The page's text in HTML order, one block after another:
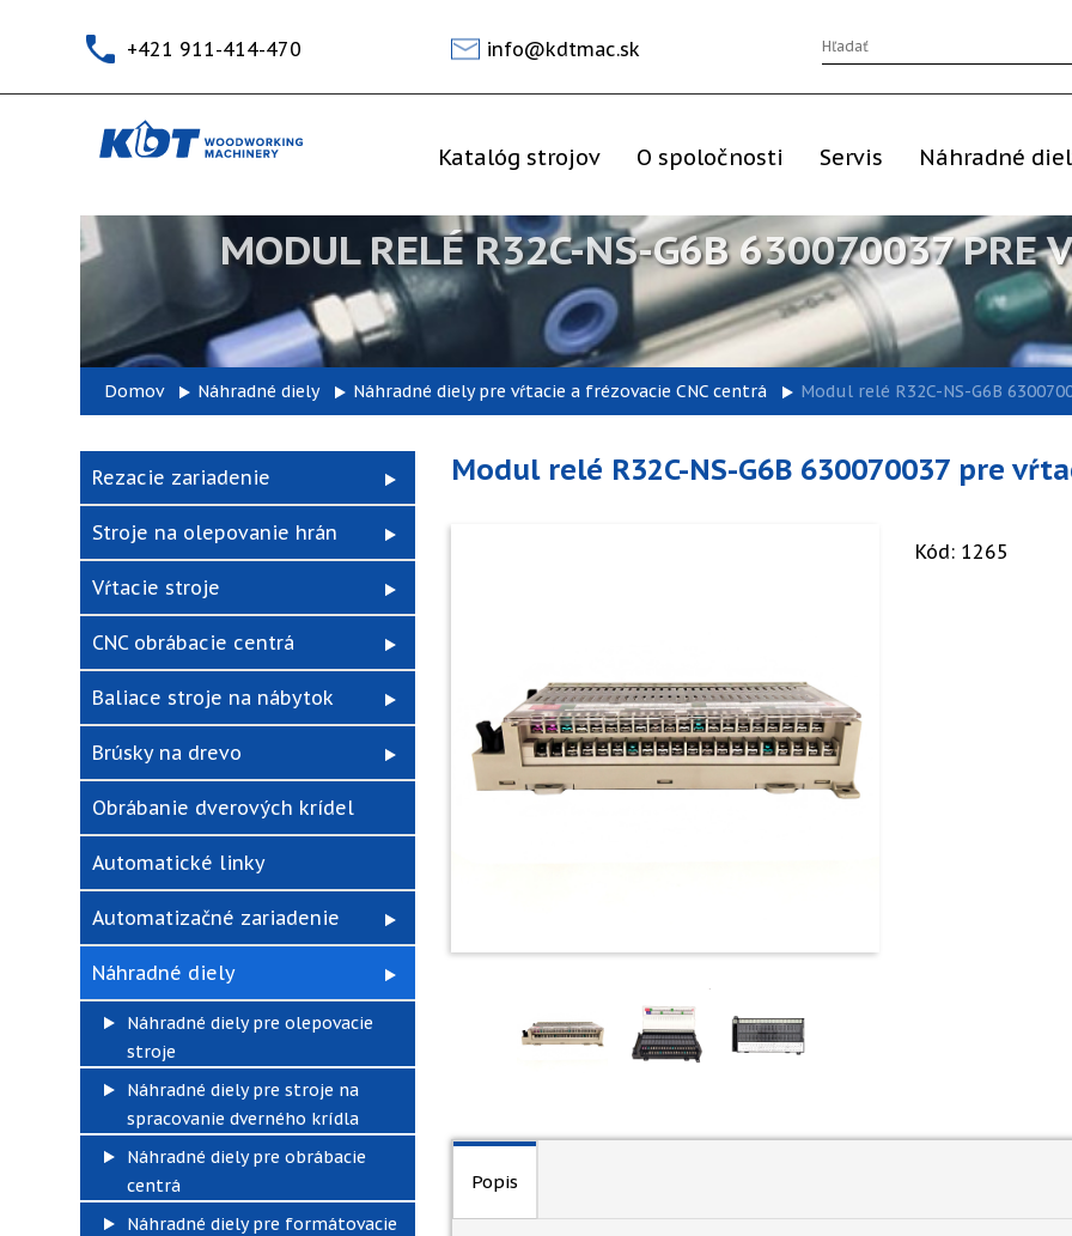
+421 911-414-470 info@kdtmac.sk
Katalóg strojov O spoločnosti Servis Náhradné
MODUL RELÉ R32C-NS-G6B 630070037 PRE
Domov Náhradné diely Náhradné diely pre vŕtacie a frézovacie CNC centrá Modul relé R32C-NS-G6B
Rezacie zariadenie
Stroje na olepovanie hrán
Vŕtacie stroje
CNC obrábacie centrá
Baliace stroje na nábytok
Brúsky na drevo
Obrábanie dverových krídel
Automatické linky
Automatizačné zariadenie
Náhradné diely
Náhradné diely pre olepovacie
stroje
Náhradné diely pre stroje na
spracovanie dverného krídla
Náhradné diely pre obrábacie
centrá
Náhradné diely pre formátovacie
Modul relé R32C-NS-G6B 630070037 pre
Kód: 1265
Popis